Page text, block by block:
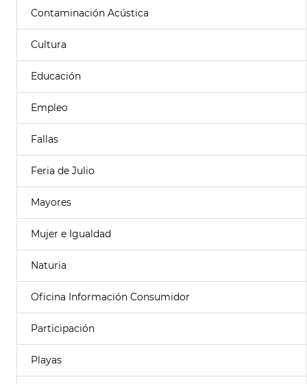
Contaminación Acústica
Cultura
Educación
Empleo
Fallas
Feria de Julio
Mayores
Mujer e Igualdad
Naturia
Oficina Información Consumidor
Participación
Playas